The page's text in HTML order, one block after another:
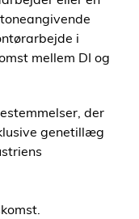
i
mellem DI og
der
genetillæg